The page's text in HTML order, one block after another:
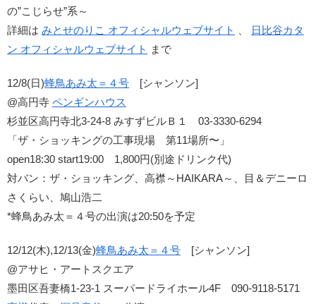
の”こじらせ”系～
詳細は みとせのりこ オフィシャルウェブサイト
日比谷カタ
ン オフィシャルウェブサイト まで
12/8(日)蜂鳥あみ太＝４号 [シャンソン]
@高円寺 ペンギンハウス
杉並区高円寺北3-24-8 みすずビルＢ１ 03-3330-6294
「ザ・ショッキングの工事現場 第11場所〜」
open18:30 start19:00 1,800円(別途ドリンク代)
対バン：ザ・ショッキング、高襟～HAIKARA～、目＆デニーロ
さくらい、鳩山浩二
*蜂鳥あみ太＝４号の出演は20:50を予定
12/12(木),12/13(金)蜂鳥あみ太＝４号 [シャンソン]
@アサヒ・アートスクエア
墨田区吾妻橋1-23-1 スーパードライホール4F 090-9118-5171